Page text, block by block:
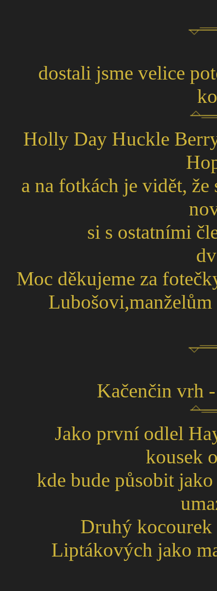
dostali jsme velice
Holly Day Huckle
a na fotkách je vidět,
si s ostatními
Moc děkujeme za
Kačenčin vrh
Jako první odlel
kousek
kde bude působit
Druhý kocourek
Liptákových jako